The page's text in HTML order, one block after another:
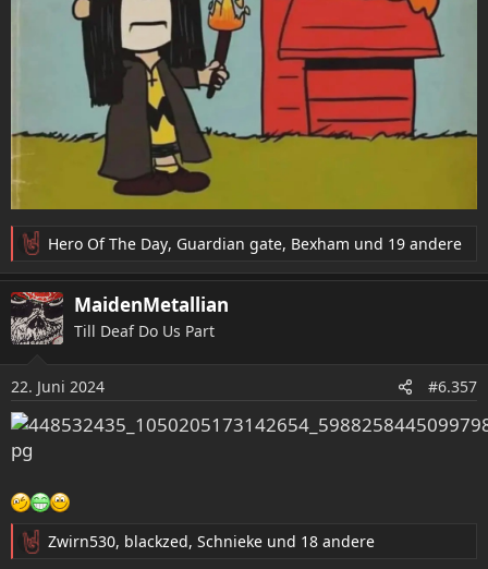
R
e
a
k
t
o
n
e
:
Hero Of The Day, Guardian gate, Bexham und 19 andere
MaidenMetallian
Till Deaf Do Us Part
22. Juni 2024 #6.357
R
Zwirn530, blackzed, Schnieke und 18 andere